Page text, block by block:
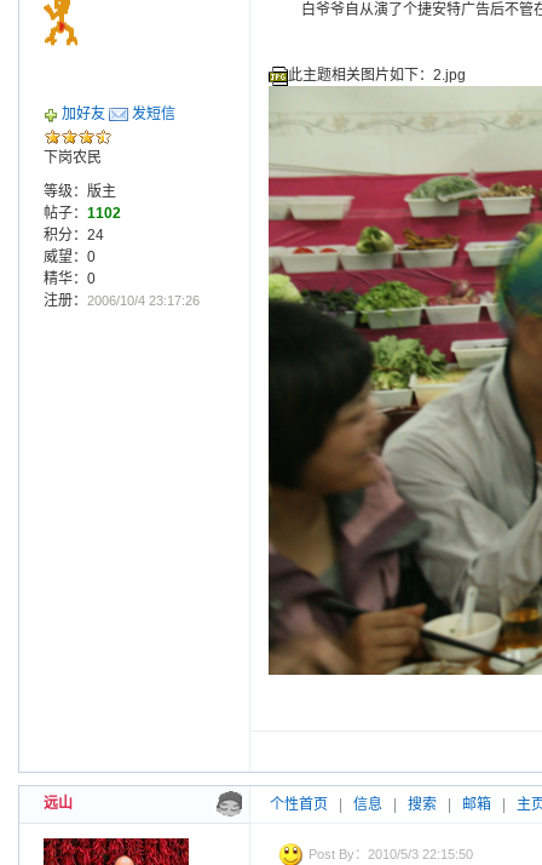
加好友 发短信
下岗农民
等级：版主
帖子： 1102
积分：24
威望：0
精华：0
注册： 2006/10/4 23:17:26
白爷爷自从演了个捷安特广告后不管
此主题相关图片如下：2.jpg
远山 个性首页 信息 搜索 邮箱 主
Post By：2010/5/3 22:15:50